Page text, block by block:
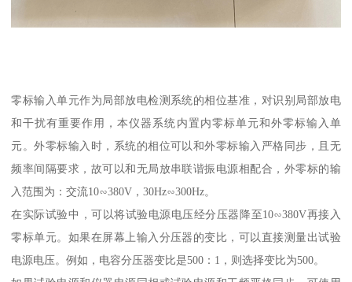
零标输入单元作为局部放电检测系统的相位基准，对识别局部放电
和干扰有重要作用，本仪器系统内置内零标单元和外零标输入单
元。外零标输入时，系统的相位可以和外零标输入严格同步，且无
频率间隔要求，故可以和无局放串联谐振电源相配合，外零标的输
入范围为：交流10∽380V，30Hz∽300Hz。
在实际试验中，可以将试验电源电压经分压器降至10∽380V再接入
零标单元。如果在屏幕上输入分压器的变比，可以直接测量出试验
电源电压。例如，电容分压器变比是500：1，则选择变比为500。